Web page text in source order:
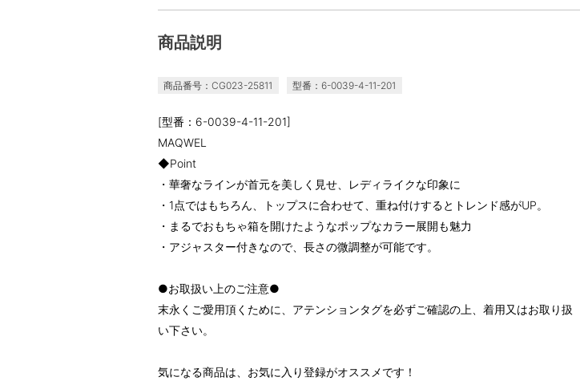
商品説明
商品番号：CG023-25811 型番：6-0039-4-11-201
[型番：6-0039-4-11-201]
MAQWEL
◆Point
・華奢なラインが首元を美しく見せ、レディライクな印象に
・1点ではもちろん、トップスに合わせて、重ね付けするとトレンド感がUP。
・まるでおもちゃ箱を開けたようなポップなカラー展開も魅力
・アジャスター付きなので、長さの微調整が可能です。
●お取扱い上のご注意●
末永くご愛用頂くために、アテンションタグを必ずご確認の上、着用又はお取り扱
い下さい。
気になる商品は、お気に入り登録がオススメです！